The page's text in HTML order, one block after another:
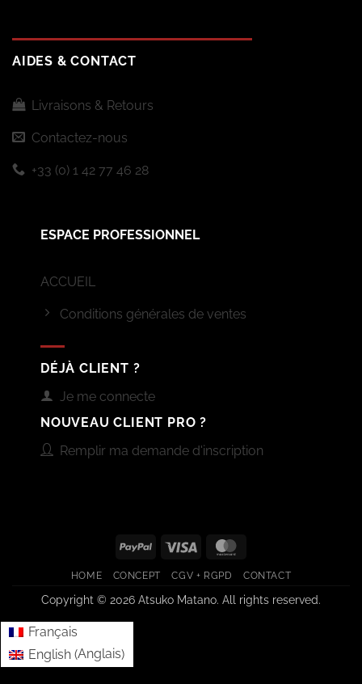
AIDES & CONTACT
Livraisons & Retours
Contactez-nous
+33 (0) 1 42 77 46 28
ESPACE PROFESSIONNEL
ACCUEIL
Conditions générales de ventes
DÉJÀ CLIENT ?
Je me connecte
NOUVEAU CLIENT PRO ?
Remplir ma demande d'inscription
PayPal Visa
HOME CONCEPT CGV + RGPD CONTACT
Copyright © 2026 Atsuko Matano. All rights reserved.
Français
English (Anglais)